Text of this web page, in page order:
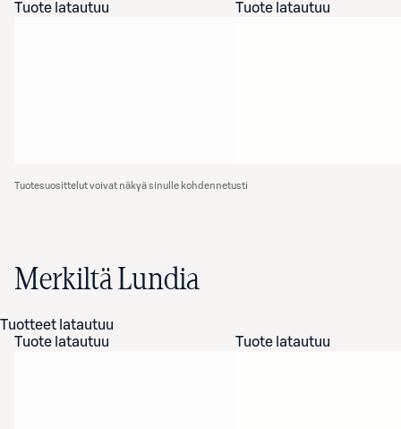
Tuote latautuu
Tuote latautuu
Tuotesuosittelut voivat näkyä sinulle kohdennetusti
Merkiltä Lundia
Tuotteet latautuu
Tuote latautuu
Tuote latautuu